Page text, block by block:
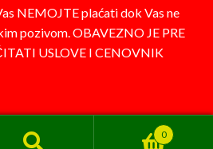
NEMOJTE plaćati dok Vas ne
pozivom. OBAVEZNO JE PRE
USLOVE I CENOVNIK
0